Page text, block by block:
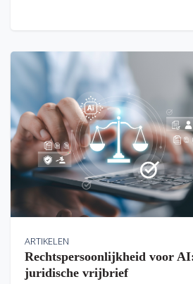
ARTIKELEN
Rechtspersoonlijkheid voor
juridische vrijbrief